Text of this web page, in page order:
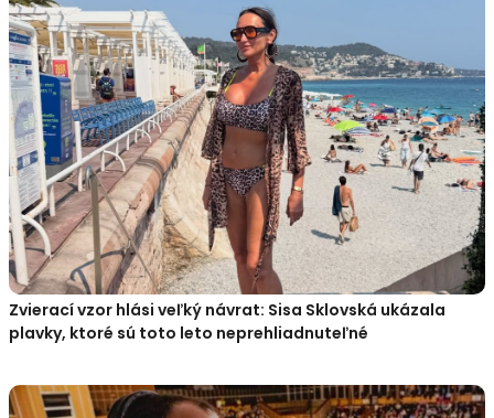
Zvierací vzor hlási veľký návrat: Sisa Sklovská ukázala
plavky, ktoré sú toto leto neprehliadnuteľné